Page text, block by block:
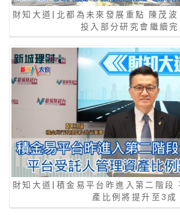
財知大道|北都為未來發展重點 陳茂波
投入部分研究會繼續完
財知大道|積金易平台昨進入第二階段
產比例將提升至3成